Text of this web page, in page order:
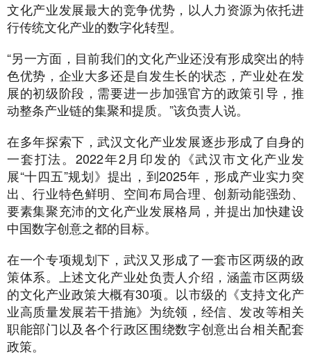
文化产业发展最大的竞争优势，以人力资源为依托进
行传统文化产业的数字化转型。
“另一方面，目前我们的文化产业还没有形成突出的特
色优势，企业大多还是自发生长的状态，产业处在发
展的初级阶段，需要进一步加强官方的政策引导，推
动整条产业链的集聚和提质。”该负责人说。
在多年探索下，武汉文化产业发展逐步形成了自身的
一套打法。2022年2月印发的《武汉市文化产业发
展“十四五”规划》提出，到2025年，形成产业实力突
出、行业特色鲜明、空间布局合理、创新动能强劲、
要素集聚充沛的文化产业发展格局，并提出加快建设
中国数字创意之都的目标。
在一个专项规划下，武汉又形成了一套市区两级的政
策体系。上述文化产业处负责人介绍，涵盖市区两级
的文化产业政策大概有30项。以市级的《支持文化产
业高质量发展若干措施》为统领，经信、发改等相关
职能部门以及各个行政区围绕数字创意出台相关配套
政策。